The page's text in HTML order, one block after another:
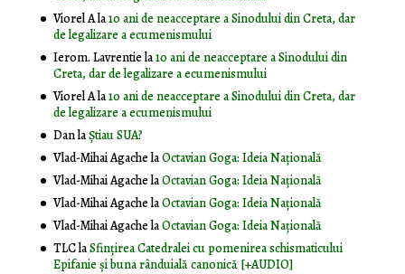
Viorel Ala10 ani de neacceptare a Sinodului din Creta, dar
de legalizare a ecumenismului
Ierom. Lavrentiela10 ani de neacceptare a Sinodului din
Creta, dar de legalizare a ecumenismului
Viorel Ala10 ani de neacceptare a Sinodului din Creta, dar
de legalizare a ecumenismului
DanlaȘtiau SUA?
Vlad-Mihai AgachelaOctavian Goga: Ideia Naţională
Vlad-Mihai AgachelaOctavian Goga: Ideia Naţională
Vlad-Mihai AgachelaOctavian Goga: Ideia Naţională
Vlad-Mihai AgachelaOctavian Goga: Ideia Naţională
TLClaSfințirea Catedralei cu pomenirea schismaticului
Epifanie și buna rânduială canonică [+AUDIO]